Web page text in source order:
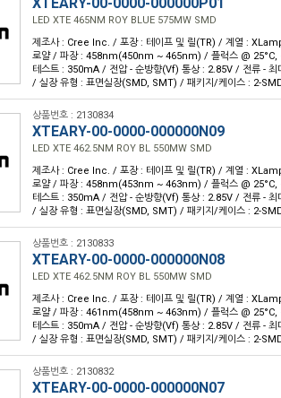
LED XTE 465NM ROY BLUE 575MW SMD
제조사 : Cree Inc. / 포장 : 테이프 및 릴(TR) / 계열 :
로얄 / 파장 : 458nm(450nm ~ 465nm) / 플럭스 @ 25°C,
테스트 : 350mA / 전압 - 순방향(Vf) 통상 : 2.85V / 전류 -
/ 실장 유형 : 표면실장(SMD, SMT) / 패키지/케이스 : 2-
상품번호 : 2130834
XTEARY-00-0000-000000N09
LED XTE 462.5NM ROY BL 550MW SMD
제조사 : Cree Inc. / 포장 : 테이프 및 릴(TR) / 계열 :
로얄 / 파장 : 458nm(453nm ~ 463nm) / 플럭스 @ 25°C,
테스트 : 350mA / 전압 - 순방향(Vf) 통상 : 2.85V / 전류 -
/ 실장 유형 : 표면실장(SMD, SMT) / 패키지/케이스 : 2-
상품번호 : 2130833
XTEARY-00-0000-000000N08
LED XTE 462.5NM ROY BL 550MW SMD
제조사 : Cree Inc. / 포장 : 테이프 및 릴(TR) / 계열 :
로얄 / 파장 : 461nm(458nm ~ 463nm) / 플럭스 @ 25°C,
테스트 : 350mA / 전압 - 순방향(Vf) 통상 : 2.85V / 전류 -
/ 실장 유형 : 표면실장(SMD, SMT) / 패키지/케이스 : 2-
상품번호 : 2130832
XTEARY-00-0000-000000N07